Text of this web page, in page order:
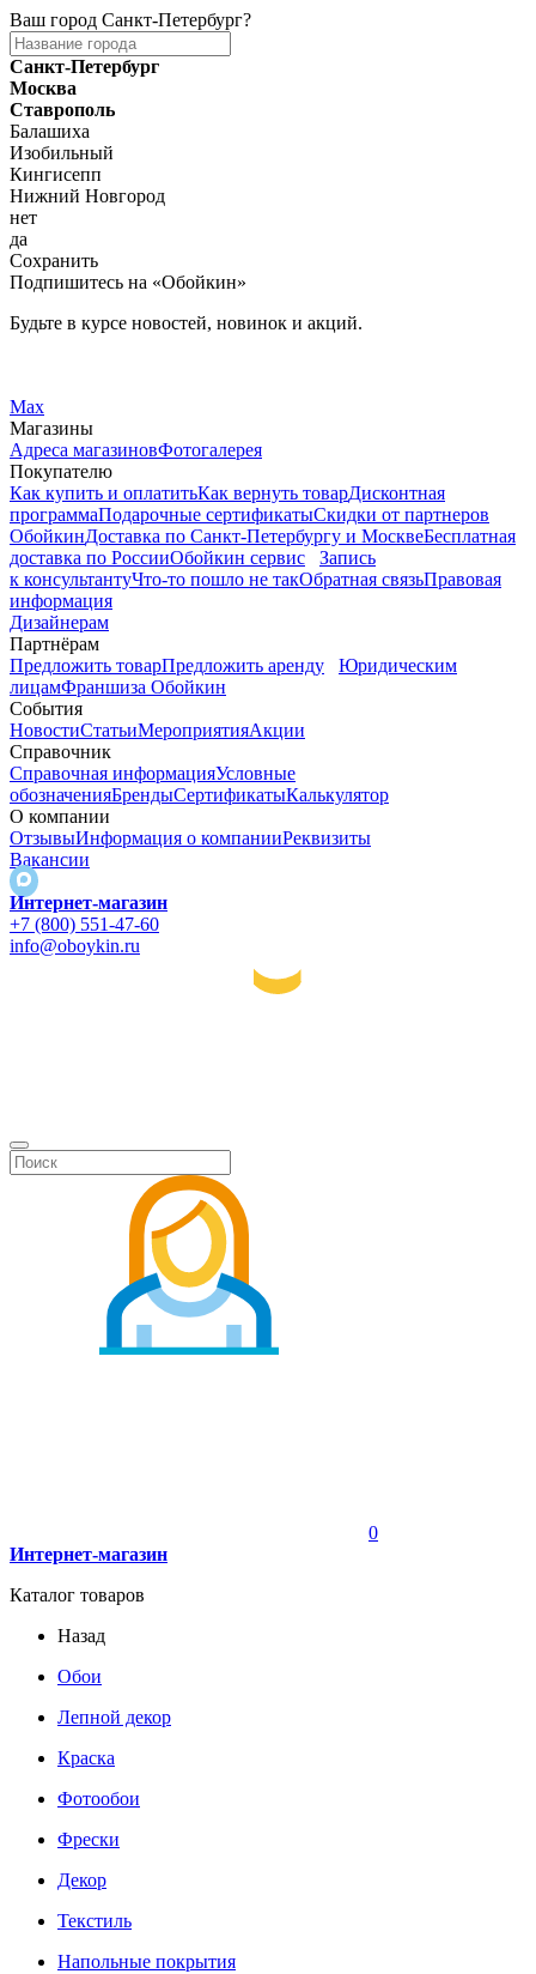
Ваш город Санкт-Петербург?
Санкт-Петербург
Москва
Ставрополь
Балашиха
Изобильный
Кингисепп
Нижний Новгород
нет
да
Сохранить
Подпишитесь на «Обойкин»
Будьте в курсе новостей, новинок и акций.
Max
Магазины
Адреса магазиновФотогалерея
Покупателю
Как купить и оплатитьКак вернуть товарДисконтная
программаПодарочные сертификатыСкидки от партнеров
ОбойкинДоставка по Санкт-Петербургу и МосквеБесплатная
доставка по РоссииОбойкин сервис
Запись
к консультантуЧто-то пошло не такОбратная связьПравовая
информация
Дизайнерам
Партнёрам
Предложить товарПредложить аренду
Юридическим
лицамФраншиза Обойкин
События
НовостиСтатьиМероприятияАкции
Справочник
Справочная информацияУсловные
обозначенияБрендыСертификатыКалькулятор
О компании
ОтзывыИнформация о компанииРеквизиты
Вакансии
Интернет-магазин
+7 (800) 551-47-60
info@oboykin.ru
0
Интернет-магазин
Каталог товаров
Назад
Обои
Лепной декор
Краска
Фотообои
Фрески
Декор
Текстиль
Напольные покрытия